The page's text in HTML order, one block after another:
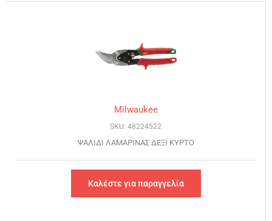
Milwaukee
SKU: 48224522
ΨΑΛΙΔΙ ΛΑΜΑΡΙΝΑΣ ΔΕΞΙ ΚΥΡΤΟ
Καλέστε για παραγγελία